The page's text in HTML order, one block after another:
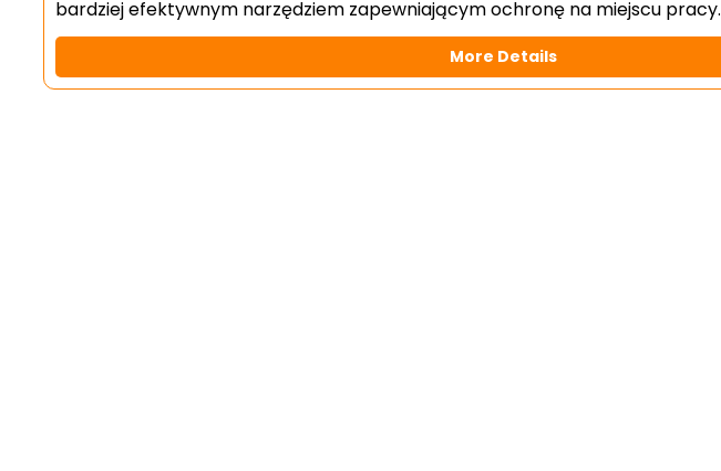
bardziej efektywnym narzędziem zapewniającym ochronę na miejscu pracy.
More Details